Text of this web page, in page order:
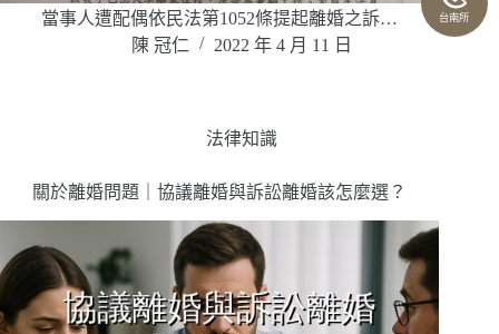
當事人遭配偶依民法第1052條提起離婚之訴…
陳 冠仁
2022 年 4 月 11 日
法律知識
關於離婚問題｜協議離婚與訴訟離婚該怎麼選？
台南所